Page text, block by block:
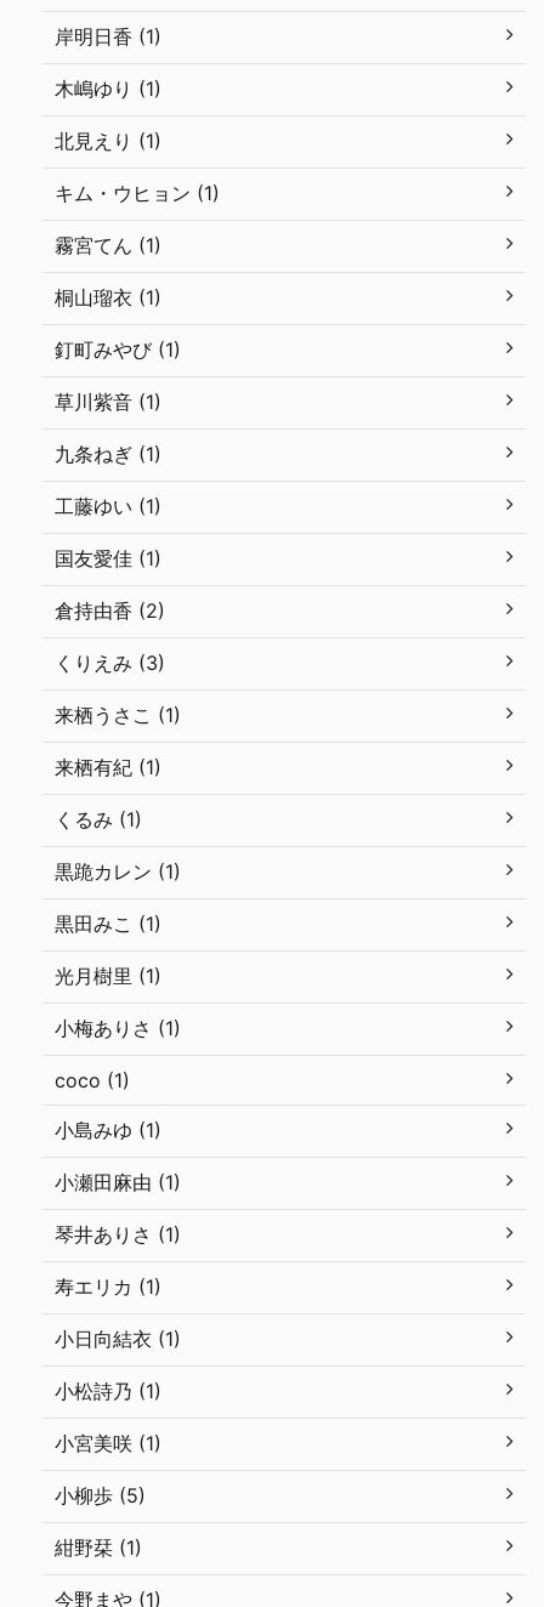
岸明日香 (1)
木嶋ゆり (1)
北見えり (1)
キム・ウヒョン (1)
霧宮てん (1)
桐山瑠衣 (1)
釘町みやび (1)
草川紫音 (1)
九条ねぎ (1)
工藤ゆい (1)
国友愛佳 (1)
倉持由香 (2)
くりえみ (3)
来栖うさこ (1)
来栖有紀 (1)
くるみ (1)
黒跪カレン (1)
黒田みこ (1)
光月樹里 (1)
小梅ありさ (1)
coco (1)
小島みゆ (1)
小瀬田麻由 (1)
琴井ありさ (1)
寿エリカ (1)
小日向結衣 (1)
小松詩乃 (1)
小宮美咲 (1)
小柳歩 (5)
紺野栞 (1)
今野まや (1)